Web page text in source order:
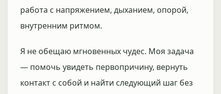
работа с напряжением, дыханием, опорой,
внутренним ритмом.
Я не обещаю мгновенных чудес. Моя задача
— помочь увидеть первопричину, вернуть
контакт с собой и найти следующий шаг без